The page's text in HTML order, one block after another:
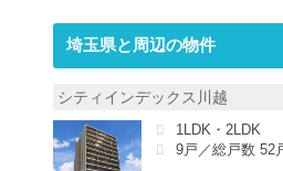
埼玉県と周辺の物件
シティインデックス川越
1LDK・2LDK
9戸／総戸数 52